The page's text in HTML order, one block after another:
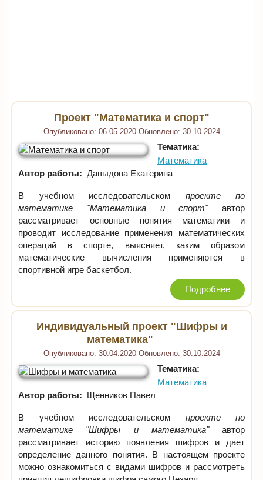
Проект "Математика и спорт"
Опубликовано: 06.05.2020 Обновлено: 30.10.2024
Тематика:
Математика
Автор работы: Давыдова Екатерина
В учебном исследовательском проекте по
математике "Математика и спорт"автор
рассматривает основные понятия математики и
проводит исследование применения математических
операций в спорте, выясняет, каким образом
математические вычисления применяются в
спортивной игре баскетбол.
Подробнее
Индивидуальный проект "Шифры и
математика"
Опубликовано: 30.04.2020 Обновлено: 30.10.2024
Тематика:
Математика
Автор работы: Щенников Павел
В учебном исследовательском проекте по
математике "Шифры и математика"автор
рассматривает историю появления шифров и дает
определение данного понятия. В настоящем проекте
можно ознакомиться с видами шифров и рассмотреть